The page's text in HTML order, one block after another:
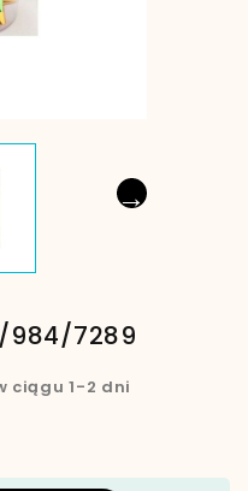
→
984/7289
ciągu 1-2 dni